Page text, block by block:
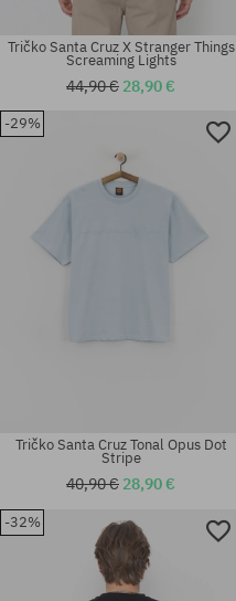
Dostupné veľkosti:
Dostupné veľkosti:
Tričko Santa Cruz X Stranger Things
Screaming Lights
44,90 € 28,90 €
-29%
Tričko Santa Cruz Tonal Opus Dot
Stripe
40,90 € 28,90 €
-32%